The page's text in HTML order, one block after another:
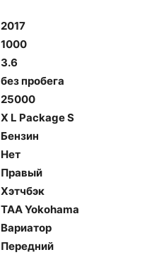
2017
1000
3.6
без пробега
25000
X L Package S
Бензин
Нет
Правый
Хэтчбэк
TAA Yokohama
Вариатор
Передний